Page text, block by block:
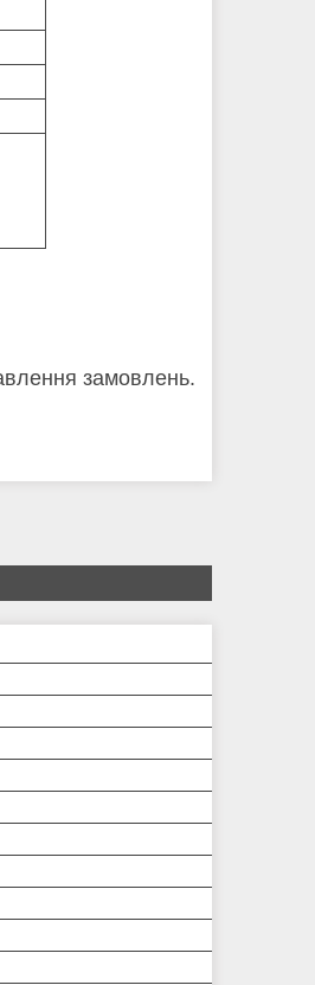
замовлень.